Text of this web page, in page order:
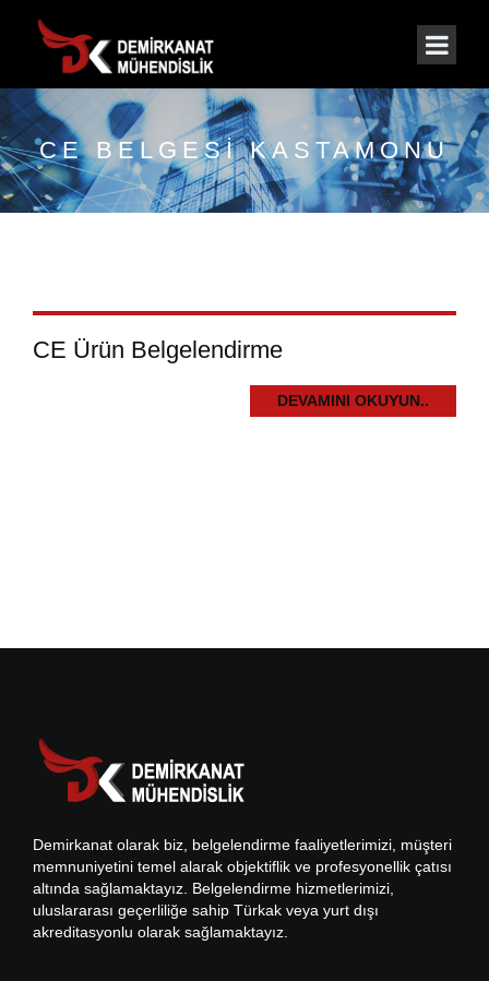
CE BELGESI KASTAMONU
CE Ürün Belgelendirme
DEVAMINI OKUYUN..
Demirkanat olarak biz, belgelendirme faaliyetlerimizi, müşteri
memnuniyetini temel alarak objektiflik ve profesyonellik çatısı
altında sağlamaktayız. Belgelendirme hizmetlerimizi,
uluslararası geçerliliğe sahip Türkak veya yurt dışı
akreditasyonlu olarak sağlamaktayız.